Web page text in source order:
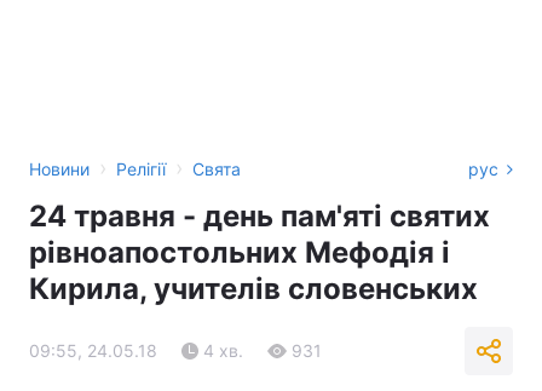
Новини › Релігії › Свята рус
24 травня - день пам'яті святих
рівноапостольних Мефодія і
Кирила, учителів словенських
09:55, 24.05.18 4 хв. 931